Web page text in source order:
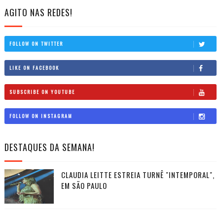
AGITO NAS REDES!
FOLLOW ON TWITTER
LIKE ON FACEBOOK
SUBSCRIBE ON YOUTUBE
FOLLOW ON INSTAGRAM
DESTAQUES DA SEMANA!
CLAUDIA LEITTE ESTREIA TURNÊ "INTEMPORAL",
EM SÃO PAULO